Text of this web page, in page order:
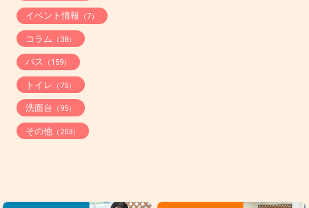
イベント情報 （7）
コラム （38）
バス （159）
トイレ （75）
洗面台 （95）
その他（203）